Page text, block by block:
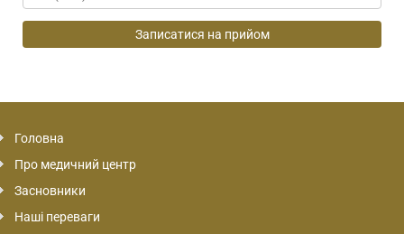
Головна
Про медичний центр
Засновники
Наші переваги